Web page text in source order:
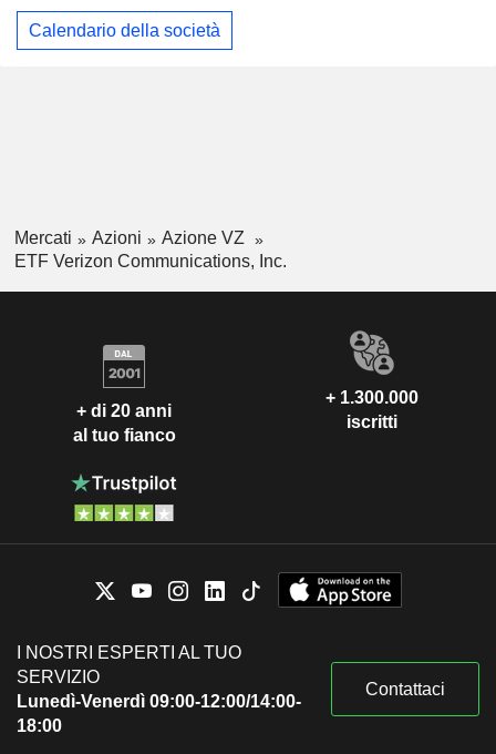
Calendario della società
Mercati Azioni
Azione VZ
ETF Verizon Communications, Inc.
+ di 20 anni
al tuo fianco
+ 1.300.000
iscritti
I NOSTRI ESPERTI AL TUO
SERVIZIO
Lunedì-Venerdì 09:00-12:00/14:00-
18:00
Contattaci